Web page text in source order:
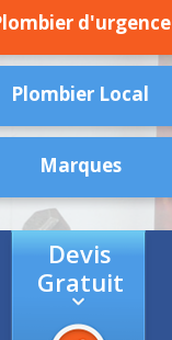
d'urgence
Plombier Local
Marques
Devis
Gratuit